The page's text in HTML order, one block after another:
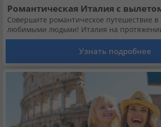
Романтическая Италия с
Совершите романтическое путешествие
любимыми людьми! Италия на
Узнать подробнее